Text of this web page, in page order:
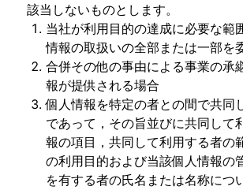
該当しないものとします。
当社が利用目的の達成に必要な範
情報の取扱いの全部または一部を
合併その他の事由による事業の承
報が提供される場合
個人情報を特定の者との間で共同
であって，その旨並びに共同して
報の項目，共同して利用する者の
の利用目的および当該個人情報の
を有する者の氏名または名称につ